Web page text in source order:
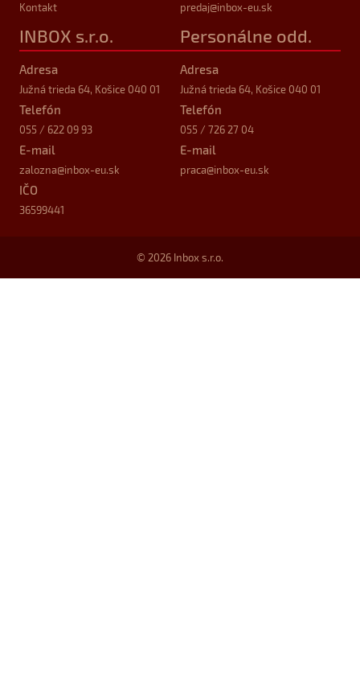
Kontakt
predaj@inbox-eu.sk
INBOX s.r.o.
Adresa
Južná trieda 64, Košice 040 01
Telefón
055 / 622 09 93
E-mail
zalozna@inbox-eu.sk
IČO
36599441
Personálne odd.
Adresa
Južná trieda 64, Košice 040 01
Telefón
055 / 726 27 04
E-mail
praca@inbox-eu.sk
© 2026 Inbox s.r.o.